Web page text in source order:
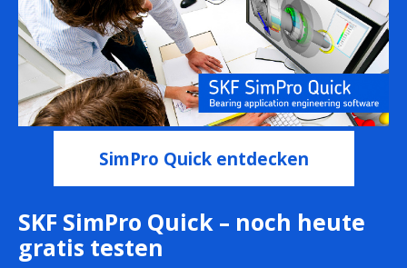
SimPro Quick entdecken
SKF SimPro Quick – noch heute
gratis testen